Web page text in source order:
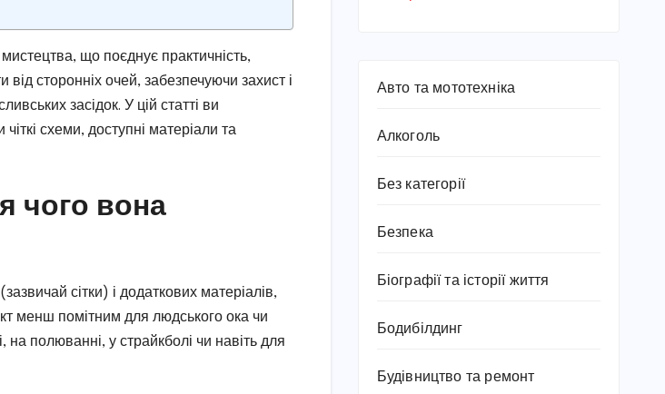
що поєднує практичність,
від сторонніх очей, забезпечуючи захист і
засідок. У цій статті ви
схеми, доступні матеріали та
чого вона
сітки) і додаткових матеріалів,
менш помітним для людського ока чи
на полюванні, у страйкболі чи навіть для
Авто та мототехніка
Алкоголь
Без категорії
Безпека
Біографії та історії життя
Бодибілдинг
Будівництво та ремонт